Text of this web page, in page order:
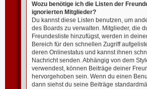
Wozu benötige ich die Listen der
ignorierten Mitglieder?
Du kannst diese Listen benutzen, um
des Boards zu verwalten. Mitglieder, die
Freundesliste hinzufügst, werden in
Bereich für den schnellen Zugriff
deren Onlinestatus und kannst ihnen
Nachricht senden. Abhängig von dem
verwendest, können Beiträge deiner
hervorgehoben sein. Wenn du einen
dann siehst du seine Beiträge